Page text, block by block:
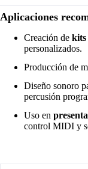
Aplicaciones
Creación de kits
personalizados.
Producción de
Diseño sonoro
percusión
Uso en
control MIDI y